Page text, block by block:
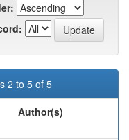
2 to 5 of 5
Author(s)